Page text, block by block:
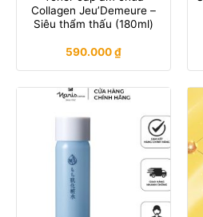
Collagen Jeu’Demeure –
Siêu thẩm thấu (180ml)
590.000₫